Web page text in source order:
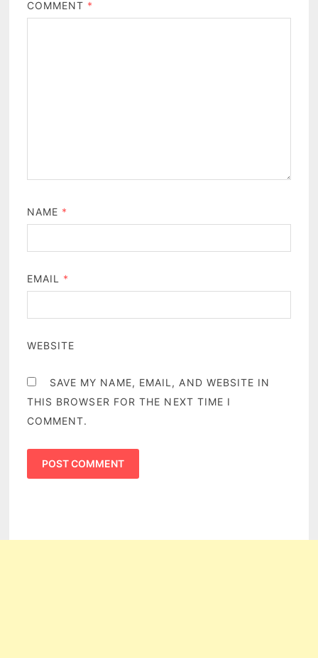
COMMENT *
NAME *
EMAIL *
WEBSITE
SAVE MY NAME, EMAIL, AND WEBSITE IN
THIS BROWSER FOR THE NEXT TIME I
COMMENT.